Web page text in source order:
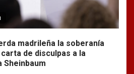
madrileña la soberanía
de disculpas a la
Sheinbaum